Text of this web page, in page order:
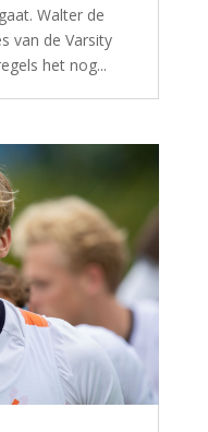
Walter de
van de Varsity
het nog...